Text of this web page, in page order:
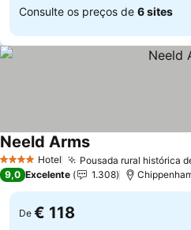
Consulte os preços de 6 sites
4 EstrelasHotel Pousada rural histórica
Neeld Arms
9,0 Excelente 1.308
De € 118